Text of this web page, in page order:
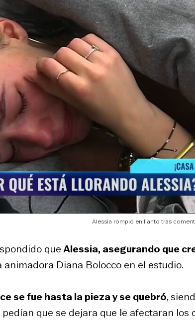
Alessia rompió en llanto tras
queAlessia, asegurando que
animadora Diana Bolocco en el estudio.
se fue hasta la pieza y se quebró,
que se dejara que le afectaran los